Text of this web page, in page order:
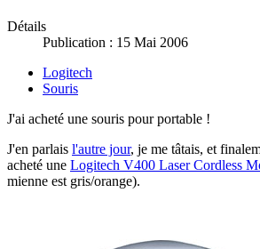
Détails
Publication : 15 Mai 2006
Logitech
Souris
J'ai acheté une souris pour portable !
J'en parlais l'autre jour, je me tâtais, et
acheté une Logitech V400 Laser Cordless
mienne est gris/orange).